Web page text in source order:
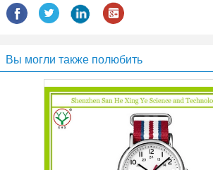
Вы могли также полюбить